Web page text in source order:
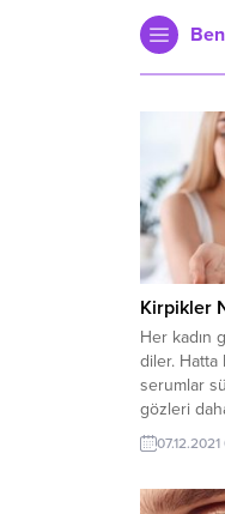
Kirpikler
Her kadın
diler.
serumlar
gözleri
çıkarır.
yere sahip
dökülür?